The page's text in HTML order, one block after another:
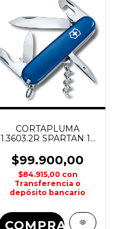
CORTAPLUMA
1.3603.2R SPARTAN 12
$99.900,00
$84.915,00 con
Transferencia o
depósito bancario
COMPRAR